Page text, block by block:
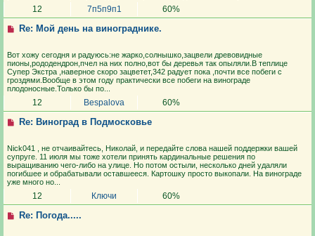
12 7п5п9п1 60%
Re: Мой день на винограднике.
Вот хожу сегодня и радуюсь:не жарко,солнышко,зацвели древовидные
пионы,рододендрон,пчел на них полно,вот бы деревья так опыляли.В теплице
Супер Экстра ,наверное скоро зацветет,342 радует пока ,почти все побеги с
гроздями.Вообще в этом году практически все побеги на винограде
плодоносные.Только бы по...
12 Bespalova 60%
Re: Виноград в Подмосковье
Nick041 , не отчаивайтесь, Николай, и передайте слова нашей поддержки вашей
супруге. 11 июля мы тоже хотели принять кардинальные решения по
выращиванию чего-либо на улице. Но потом остыли, несколько дней удаляли
погибшее и обрабатывали оставшееся. Картошку просто выкопали. На винограде
уже много но...
12 Ключи 60%
Re: Погода.....